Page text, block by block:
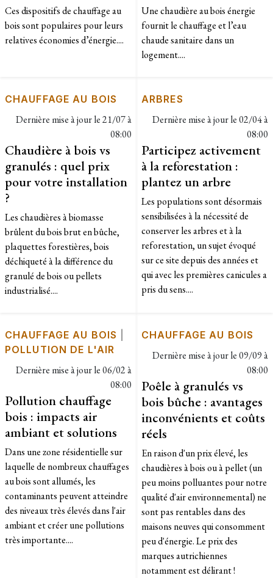
Ces dispositifs de chauffage au
bois sont populaires pour leurs
relatives économies d’énergie....
Une chaudière au bois énergie
fournit le chauffage et l’eau
chaude sanitaire dans un
logement....
CHAUFFAGE AU BOIS
Dernière mise à jour le21/07 à
08:00
Chaudière à bois vs
granulés : quel prix
pour votre installation
?
Les chaudières à biomasse
brûlent du bois brut en bûche,
plaquettes forestières, bois
déchiqueté à la différence du
granulé de bois ou pellets
industrialisé....
ARBRES
Dernière mise à jour le02/04 à
08:00
Participez activement
à la reforestation :
plantez un arbre
Les populations sont désormais
sensibilisées à la nécessité de
conserver les arbres et à la
reforestation, un sujet évoqué
sur ce site depuis des années et
qui avec les premières canicules a
pris du sens....
CHAUFFAGE AU BOIS
POLLUTION DE L'AIR
Dernière mise à jour le06/02 à
08:00
Pollution chauffage
bois : impacts air
ambiant et solutions
Dans une zone résidentielle sur
laquelle de nombreux chauffages
au bois sont allumés, les
contaminants peuvent atteindre
des niveaux très élevés dans l'air
ambiant et créer une pollutions
très importante....
CHAUFFAGE AU BOIS
Dernière mise à jour le09/09 à
08:00
Poêle à granulés vs
bois bûche : avantages
inconvénients et coûts
réels
En raison d'un prix élevé, les
chaudières à bois ou à pellet (un
peu moins polluantes pour notre
qualité d'air environnemental) ne
sont pas rentables dans des
maisons neuves qui consomment
peu d'énergie. Le prix des
marques autrichiennes
notamment est délirant !